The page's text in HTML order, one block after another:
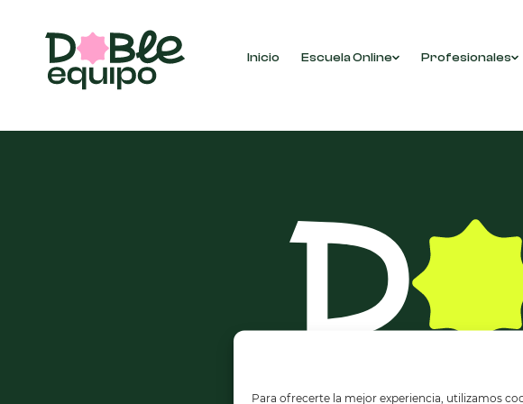
Para ofrecerte la mejor experiencia, utilizamos
Inicio Escuela Online Profesionales
No se han encontrado productos que coincidan con tu